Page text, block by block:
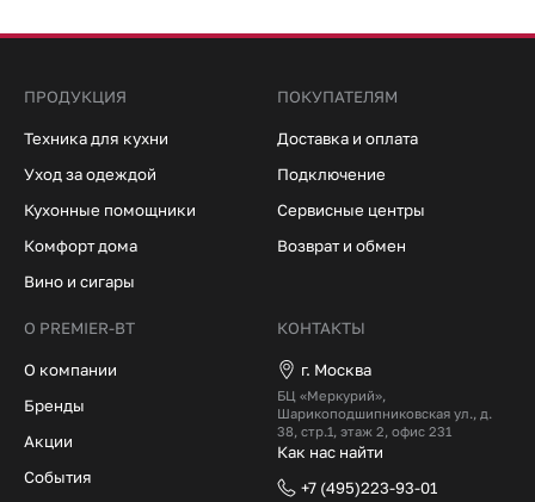
ПРОДУКЦИЯ
Техника для кухни
Уход за одеждой
Кухонные помощники
Комфорт дома
Вино и сигары
ПОКУПАТЕЛЯМ
Доставка и оплата
Подключение
Сервисные центры
Возврат и обмен
О PREMIER-BT
О компании
Бренды
Акции
События
КОНТАКТЫ
г. Москва
БЦ «Меркурий»,
Шарикоподшипниковская ул., д.
38, стр.1, этаж 2, офис 231
Как нас найти
+7 (495)223-93-01